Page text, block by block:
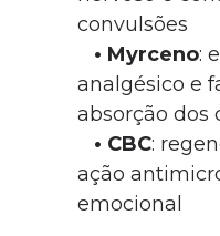
convulsões
• Myrceno:
analgésico e
absorção dos
• CBC:
ação
emocional